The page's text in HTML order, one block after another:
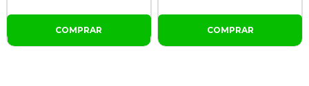
COMPRAR COMPRAR